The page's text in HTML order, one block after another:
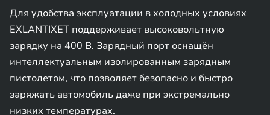
Для удобства эксплуатации в холодных условиях
EXLANTIXET поддерживает высоковольтную
зарядку на 400 В. Зарядный порт оснащён
интеллектуальным изолированным зарядным
пистолетом, что позволяет безопасно и быстро
заряжать автомобиль даже при экстремально
низких температурах.